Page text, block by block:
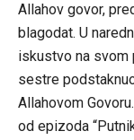
Allahov govor,
blagodat. U
iskustvo na svom
sestre
Allahovom
od epizoda